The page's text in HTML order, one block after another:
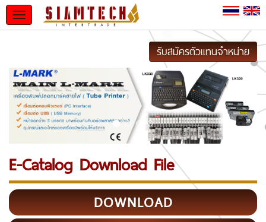
Toggle
รับสมัครตัวแทนจำหน่าย
E-Catalog Download File
DOWNLOAD